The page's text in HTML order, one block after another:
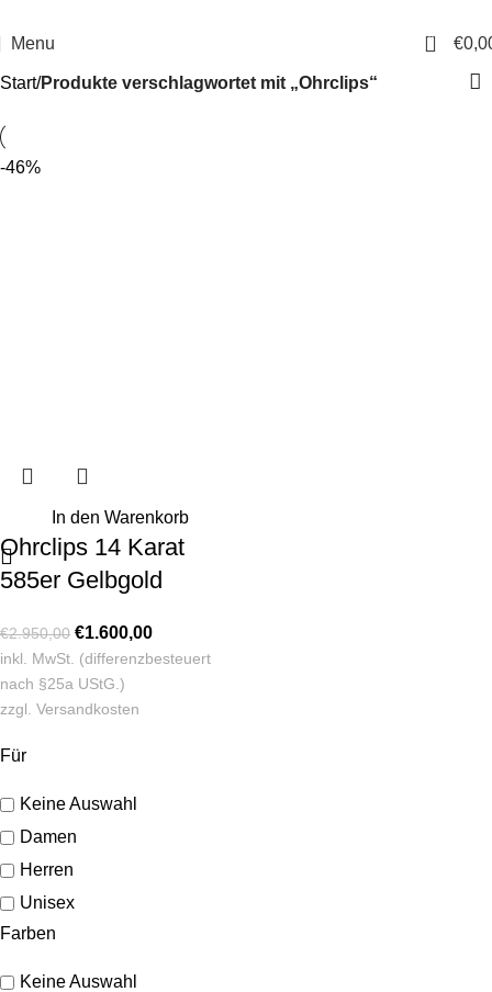
Menu 0 €
Für
Keine Auswahl
Damen
Herren
Unisex
Farben
Keine Auswahl
Start Produkte verschlagwortet mit „Ohrclips“
-46%
In den Warenkorb
Ohrclips 14 Karat
585er Gelbgold
€2.950,00 €1.600,00
inkl. MwSt. (differenzbesteuert
nach §25a UStG.)
zzgl. Versandkosten